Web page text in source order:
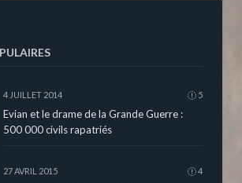
4 JUILLET 2014 5
Evian et le drame de la Grande Guerre :
500 000 civils rapatriés
27 AVRIL 2015 4